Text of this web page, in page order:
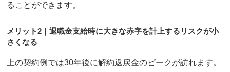
ることができます。
メリット2｜退職金支給時に大きな赤字を計上するリスクが小
さくなる
上の契約例では30年後に解約返戻金のピークが訪れます。